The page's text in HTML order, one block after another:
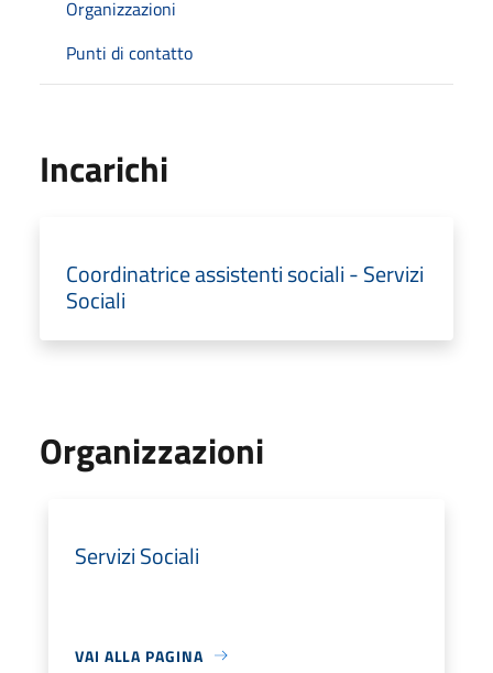
Organizzazioni
Punti di contatto
Incarichi
Coordinatrice assistenti sociali - Servizi
Sociali
Organizzazioni
Servizi Sociali
VAI ALLA PAGINA